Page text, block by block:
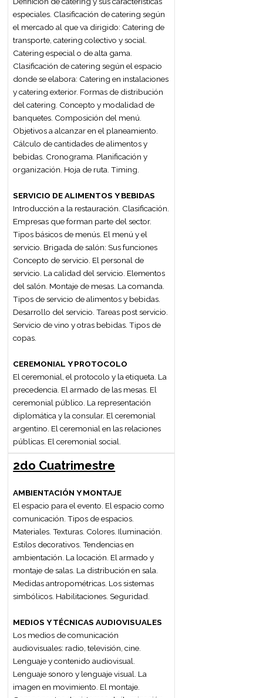
1er
Cuatrimestre
2do
1er Cuatrimestre
ORGANIZACIÓN DE EVENTOS
Los organizadores de eventos:
coordinación, funciones y tareas generales.
Los eventos y su clasificación: sociales,
corporativos, deportivos y culturales. La
planificación de eventos. Las etapas y sus
tiempos: desde la entrevista con el cliente
información básica y el brief. Los recursos
humanos y técnicos. La estimación de
tiempos y la calendarización:
cronogramas, agendas y programas.
Convocatoria de invitados: la invitación
como elemento y acción de comunicación,
el envío, seguimiento y acreditación. La
CATERING
Definición de catering y sus características
especiales. Clasificación de catering según
el mercado al que va dirigido: Catering de
transporte, catering colectivo y social.
Catering especial o de alta gama.
Clasificación de catering según el espacio
y catering exterior. Formas de distribución
del catering. Concepto y modalidad de
banquetes. Composición del menú.
Objetivos a alcanzar en el planeamiento.
Cálculo de cantidades de alimentos y